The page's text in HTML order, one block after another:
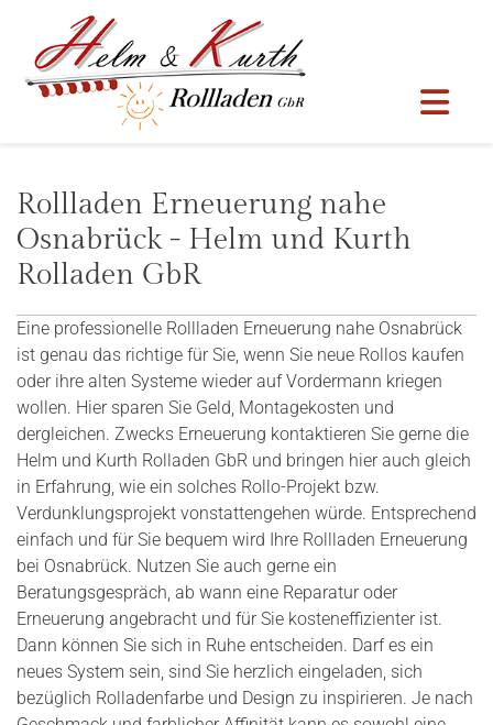
Zum Inhalt springen
Rollladen Erneuerung nahe
Osnabrück - Helm und Kurth
Rolladen GbR
Eine professionelle Rollladen Erneuerung nahe Osnabrück
ist genau das richtige für Sie, wenn Sie neue Rollos kaufen
oder ihre alten Systeme wieder auf Vordermann kriegen
wollen. Hier sparen Sie Geld, Montagekosten und
dergleichen. Zwecks Erneuerung kontaktieren Sie gerne die
Helm und Kurth Rolladen GbR und bringen hier auch gleich
in Erfahrung, wie ein solches Rollo-Projekt bzw.
Verdunklungsprojekt vonstattengehen würde. Entsprechend
einfach und für Sie bequem wird Ihre Rollladen Erneuerung
bei Osnabrück. Nutzen Sie auch gerne ein
Beratungsgespräch, ab wann eine Reparatur oder
Erneuerung angebracht und für Sie kosteneffizienter ist.
Dann können Sie sich in Ruhe entscheiden. Darf es ein
neues System sein, sind Sie herzlich eingeladen, sich
bezüglich Rolladenfarbe und Design zu inspirieren. Je nach